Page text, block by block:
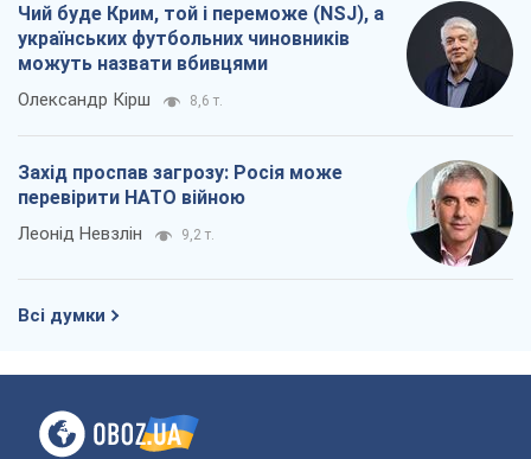
Чий буде Крим, той і переможе (NSJ), а
українських футбольних чиновників
можуть назвати вбивцями
Олександр Кірш 8,6 т.
Захід проспав загрозу: Росія може
перевірити НАТО війною
Леонід Невзлін 9,2 т.
Всі думки